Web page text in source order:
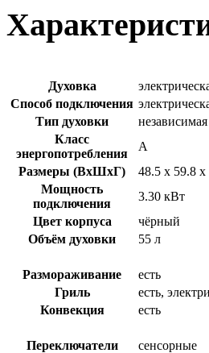
Духовка
Способ подключения
Тип духовки
независимая
Класс
энергопотребления
A
Размеры (ВхШхГ)
48.5 х 59.8
Мощность
подключения
3.30 кВт
Цвет корпуса
чёрный
Объём духовки
55 л
Размораживание
есть
Гриль
есть,
Конвекция
есть
Переключатели
сенсорные